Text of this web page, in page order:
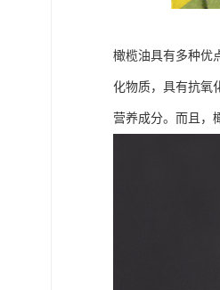
橄榄油具有多种优
化物质，具有抗氧
营养成分。而且，